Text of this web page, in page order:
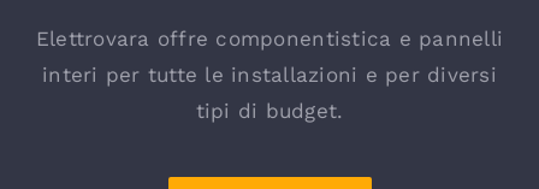
Elettrovara offre componentistica e pannelli
interi per tutte le installazioni e per diversi
tipi di budget.